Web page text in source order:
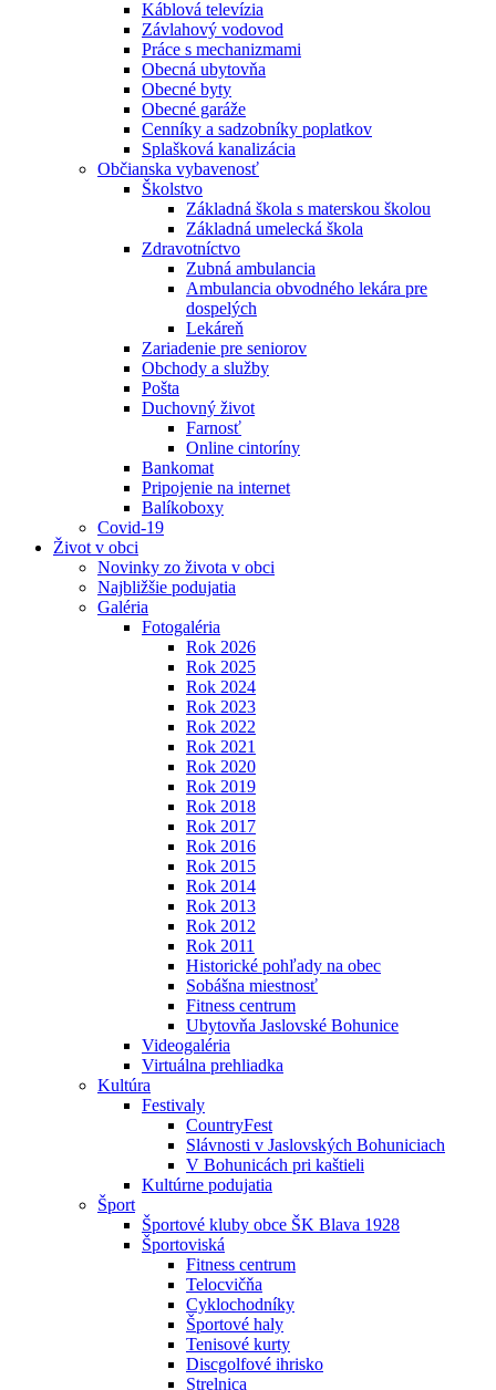
Káblová televízia
Závlahový vodovod
Práce s mechanizmami
Obecná ubytovňa
Obecné byty
Obecné garáže
Cenníky a sadzobníky poplatkov
Splašková kanalizácia
Občianska vybavenosť
Školstvo
Základná škola s materskou školou
Základná umelecká škola
Zdravotníctvo
Zubná ambulancia
Ambulancia obvodného lekára pre
dospelých
Lekáreň
Zariadenie pre seniorov
Obchody a služby
Pošta
Duchovný život
Farnosť
Online cintoríny
Bankomat
Pripojenie na internet
Balíkoboxy
Covid-19
Život v obci
Novinky zo života v obci
Najbližšie podujatia
Galéria
Fotogaléria
Rok 2026
Rok 2025
Rok 2024
Rok 2023
Rok 2022
Rok 2021
Rok 2020
Rok 2019
Rok 2018
Rok 2017
Rok 2016
Rok 2015
Rok 2014
Rok 2013
Rok 2012
Rok 2011
Historické pohľady na obec
Sobášna miestnosť
Fitness centrum
Ubytovňa Jaslovské Bohunice
Videogaléria
Virtuálna prehliadka
Kultúra
Festivaly
CountryFest
Slávnosti v Jaslovských Bohuniciach
V Bohunicách pri kaštieli
Kultúrne podujatia
Šport
Športové kluby obce ŠK Blava 1928
Športoviská
Fitness centrum
Telocvičňa
Cyklochodníky
Športové haly
Tenisové kurty
Discgolfové ihrisko
Strelnica